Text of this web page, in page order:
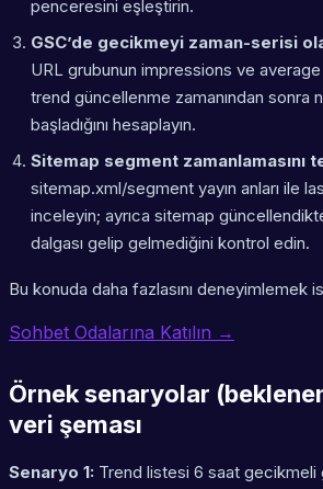
penceresini eşleştirin.
GSC’de gecikmeyi zaman-serisi
URL grubunun impressions ve average
trend güncellenme zamanından sonra
başladığını hesaplayın.
Sitemap segment zamanlamasını
sitemap.xml/segment yayın anları ile
inceleyin; ayrıca sitemap
dalgası gelip gelmediğini kontrol edin.
Bu konuda daha fazlasını deneyimlemek
Sohbet Odalarına Katılın →
Örnek senaryolar
veri şeması
Senaryo 1: Trend listesi 6 saat